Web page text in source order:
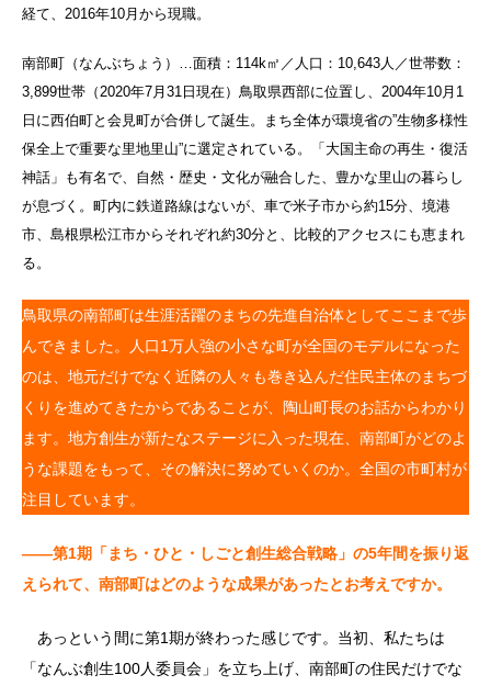
経て、2016年10月から現職。
南部町（なんぶちょう）…面積：114k㎡／人口：10,643人／世帯数：
3,899世帯（2020年7月31日現在）鳥取県西部に位置し、2004年10月1
日に西伯町と会見町が合併して誕生。まち全体が環境省の”生物多様性
保全上で重要な里地里山”に選定されている。「大国主命の再生・復活
神話」も有名で、自然・歴史・文化が融合した、豊かな里山の暮らし
が息づく。町内に鉄道路線はないが、車で米子市から約15分、境港
市、島根県松江市からそれぞれ約30分と、比較的アクセスにも恵まれ
る。
鳥取県の南部町は生涯活躍のまちの先進自治体としてここまで歩
んできました。人口1万人強の小さな町が全国のモデルになった
のは、地元だけでなく近隣の人々も巻き込んだ住民主体のまちづ
くりを進めてきたからであることが、陶山町長のお話からわかり
ます。地方創生が新たなステージに入った現在、南部町がどのよ
うな課題をもって、その解決に努めていくのか。全国の市町村が
注目しています。
――第1期「まち・ひと・しごと創生総合戦略」の5年間を振り返
えられて、南部町はどのような成果があったとお考えですか。
あっという間に第1期が終わった感じです。当初、私たちは
「なんぶ創生100人委員会」を立ち上げ、南部町の住民だけでな